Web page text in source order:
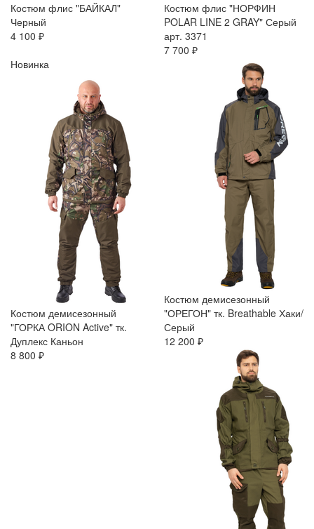
Костюм флис "БАЙКАЛ"
Черный
4 100 ₽
Костюм флис "НОРФИН
POLAR LINE 2 GRAY" Серый
арт. 3371
7 700 ₽
Новинка
Костюм демисезонный
"ГОРКА ORION Active" тк.
Дуплекс Каньон
8 800 ₽
Костюм демисезонный
"ОРЕГОН" тк. Breathable Хаки/
Серый
12 200 ₽